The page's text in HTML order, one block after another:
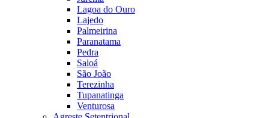
Lagoa do Ouro
Lajedo
Palmeirina
Paranatama
Pedra
Saloá
São João
Terezinha
Tupanatinga
Venturosa